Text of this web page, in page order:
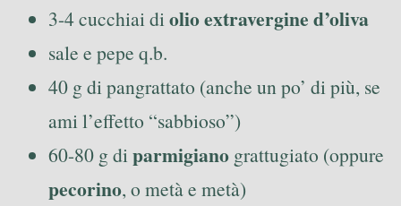
3-4 cucchiai diolio extravergine d’oliva
sale e pepe q.b.
40 g di pangrattato (anche un po’ di più, se
ami l’effetto “sabbioso”)
60-80 g diparmigiano grattugiato (oppure
pecorino, o metà e metà)